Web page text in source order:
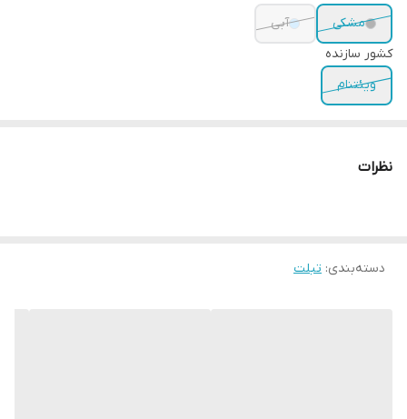
مشکی
آبی
کشور سازنده
ویئتنام
نظرات
دسته‌بندی: تبلت